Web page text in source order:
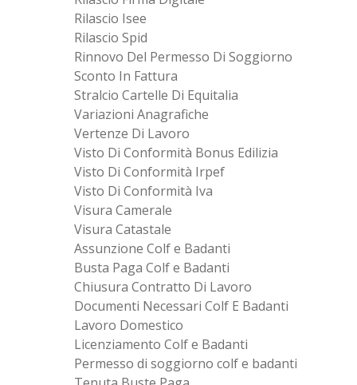
Rilascio Isee
Rilascio Spid
Rinnovo Del Permesso Di Soggiorno
Sconto In Fattura
Stralcio Cartelle Di Equitalia
Variazioni Anagrafiche
Vertenze Di Lavoro
Visto Di Conformità Bonus Edilizia
Visto Di Conformità Irpef
Visto Di Conformità Iva
Visura Camerale
Visura Catastale
Assunzione Colf e Badanti
Busta Paga Colf e Badanti
Chiusura Contratto Di Lavoro
Documenti Necessari Colf E Badanti
Lavoro Domestico
Licenziamento Colf e Badanti
Permesso di soggiorno colf e badanti